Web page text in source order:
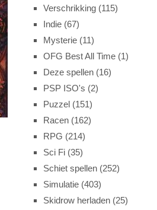
Verschrikking (115)
Indie (67)
Mysterie (11)
OFG Best All Time (1)
Deze spellen (16)
PSP ISO's (2)
Puzzel (151)
Racen (162)
RPG (214)
Sci Fi (35)
Schiet spellen (252)
Simulatie (403)
Skidrow herladen (25)